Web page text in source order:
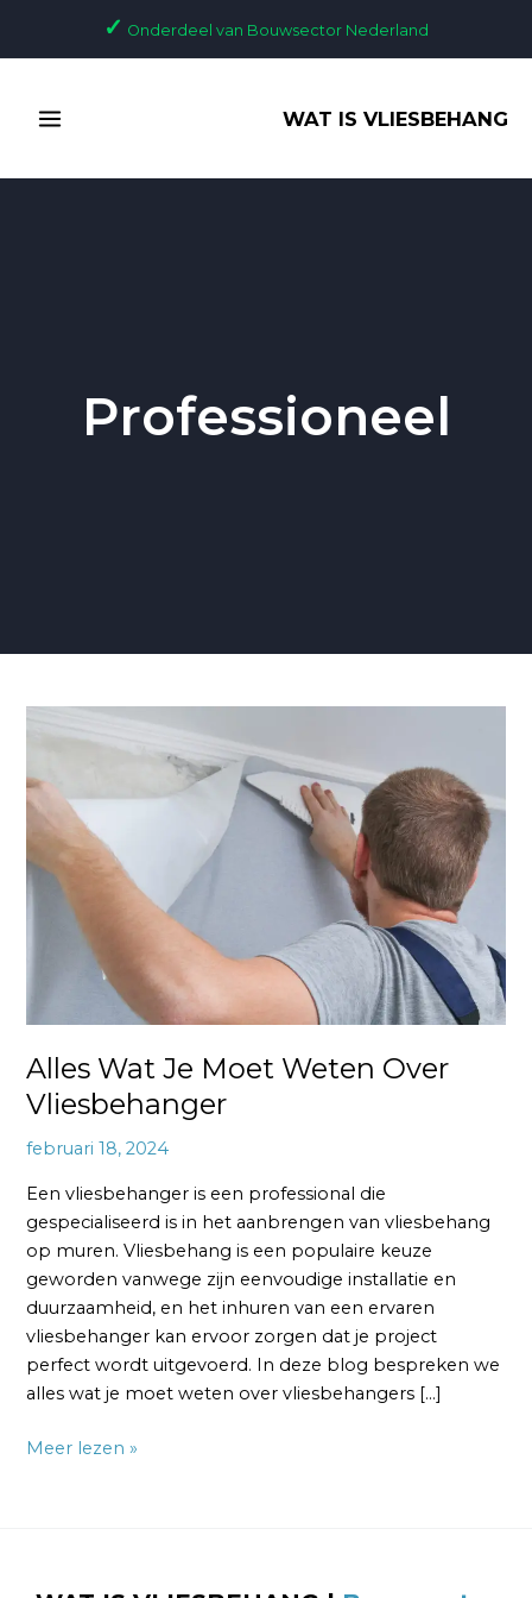
✓ Onderdeel van Bouwsector Nederland
MENU
WAT IS VLIESBEHANG
Professioneel
Alles Wat Je Moet Weten Over
Vliesbehanger
februari 18, 2024
Een vliesbehanger is een professional die
gespecialiseerd is in het aanbrengen van vliesbehang
op muren. Vliesbehang is een populaire keuze
geworden vanwege zijn eenvoudige installatie en
duurzaamheid, en het inhuren van een ervaren
vliesbehanger kan ervoor zorgen dat je project
perfect wordt uitgevoerd. In deze blog bespreken we
alles wat je moet weten over vliesbehangers […]
Je
Moet
Weten
Over
Vliesbehanger
Meer lezen »